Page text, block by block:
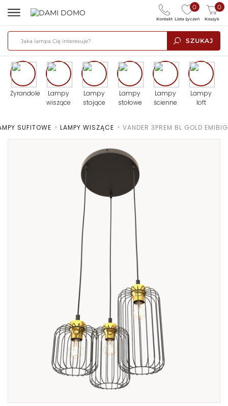
SZUKAJ
0
Lista życzeń
0
Koszyk
Kontakt
Żyrandole
Lampy
wiszące
Lampy
stojące
Lampy
stołowe
Lampy
ścienne
Lampy
loft
SUFITOWE > LAMPY WISZĄCE > VANDER 3PREM BL GOLD EMIBIG